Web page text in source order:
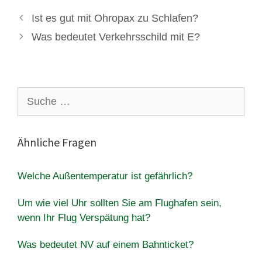
Ist es gut mit Ohropax zu Schlafen?
Was bedeutet Verkehrsschild mit E?
nach:
Ähnliche Fragen
Welche Außentemperatur ist gefährlich?
Um wie viel Uhr sollten Sie am Flughafen sein,
wenn Ihr Flug Verspätung hat?
Was bedeutet NV auf einem Bahnticket?